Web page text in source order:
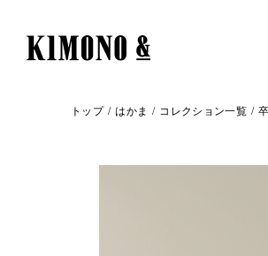
トップ はかま コレクション一覧